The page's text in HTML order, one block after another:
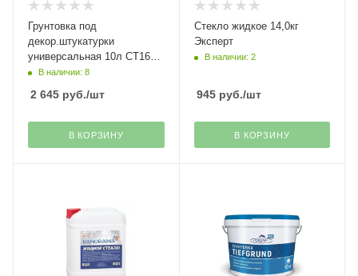
Грунтовка под
декор.штукатурки
универсальная 10л СТ16
Ceresit Henkel
В наличии: 8
2 645 руб./шт
В КОРЗИНУ
Стекло жидкое 14,0кг
Эксперт
В наличии: 2
945руб./шт
В КОРЗИНУ